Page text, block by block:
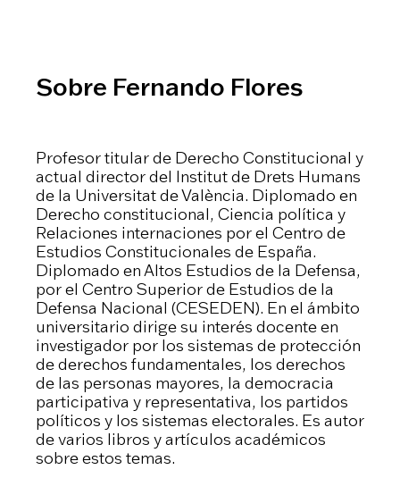
Sobre Fernando Flores
Profesor titular de Derecho Constitucional y
actual director del Institut de Drets Humans
de la Universitat de València. Diplomado en
Derecho constitucional, Ciencia política y
Relaciones internaciones por el Centro de
Estudios Constitucionales de España.
Diplomado en Altos Estudios de la Defensa,
por el Centro Superior de Estudios de la
Defensa Nacional (CESEDEN). En el ámbito
universitario dirige su interés docente en
investigador por los sistemas de protección
de derechos fundamentales, los derechos
de las personas mayores, la democracia
participativa y representativa, los partidos
políticos y los sistemas electorales. Es autor
de varios libros y artículos académicos
sobre estos temas.